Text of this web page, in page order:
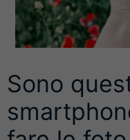
Sono